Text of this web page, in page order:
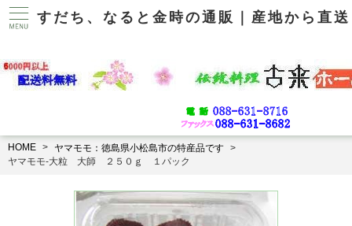
すだち、なると金時の通販｜産地から直
HOME
ヤマモモ：徳島県小松島市の特産品です
ヤマモモ-大粒 大師 ２５０ｇ １パック